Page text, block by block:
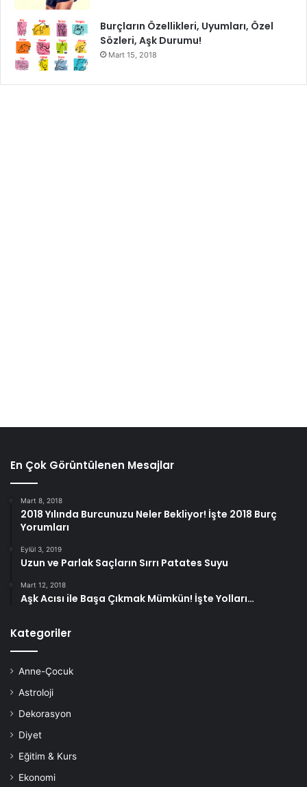
Burçların Özellikleri, Uyumları, Özel
Sözleri, Aşk Durumu!
Mart 15, 2018
En Çok Görüntülenen Mesajlar
Mart 8, 2018
2018 Yılında Burcunuzu Neler Bekliyor! İşte 2018 Burç
Yorumları
Eylül 3, 2019
Uzun ve Parlak Saçların Sırrı Patates Suyu
Mart 12, 2018
Aşk Acısı ile Başa Çıkmak Mümkün! İşte Yolları…
Kategoriler
Anne-Çocuk
Astroloji
Dekorasyon
Diyet
Eğitim & Kurs
Ekonomi